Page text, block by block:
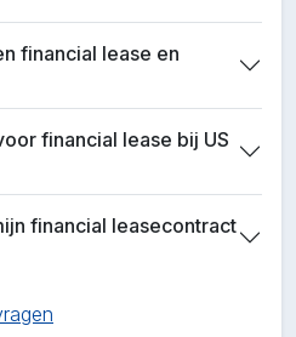
financial lease en
financial lease bij US
financial leasecontract